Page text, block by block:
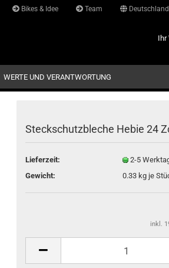
Bikes & Idee Team Deutschland
Ihr
WERTE UND VERANTWORTUNG
Steckschutzbleche Hebie 24
Lieferzeit:
2-5
Gewicht:
0.33 kg je
inkl.